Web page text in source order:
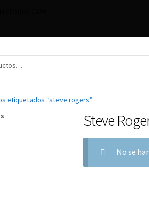
etiquetados “steve rogers”
Steve
No se